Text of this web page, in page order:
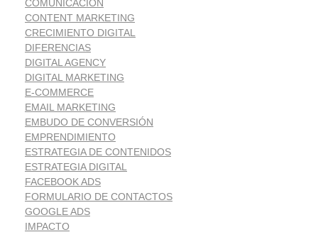
COMUNICACIÓN
CONTENT MARKETING
CRECIMIENTO DIGITAL
DIFERENCIAS
DIGITAL AGENCY
DIGITAL MARKETING
E-COMMERCE
EMAIL MARKETING
EMBUDO DE CONVERSIÓN
EMPRENDIMIENTO
ESTRATEGIA DE CONTENIDOS
ESTRATEGIA DIGITAL
FACEBOOK ADS
FORMULARIO DE CONTACTOS
GOOGLE ADS
IMPACTO